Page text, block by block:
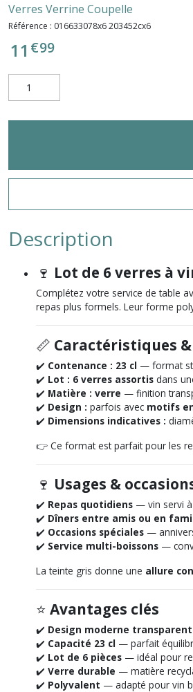
Verres Verrine Coupelle
Référence : 016633078x6 203452cx6
11 €99
Description
🍷 Lot de 6 verres à
Complétez votre service de table
repas plus formels. Leur forme
📏 Caractéristiques
✔️ Contenance : 23 cl — format
✔️ Lot : 6 verres assortis dans
✔️ Matière : verre — finition
✔️ Design : parfois avec motifs
✔️ Dimensions indicatives :
👉 Ce format est parfait pour les
🍷 Usages &
✔️ Repas quotidiens — vin servi à
✔️ Dîners entre amis ou en
✔️ Occasions spéciales —
✔️ Service multi-boissons —
La teinte gris donne une allure
⭐ Avantages clés
✔️ Design moderne transparent
✔️ Capacité 23 cl — parfait
✔️ Lot de 6 pièces — idéal pour
✔️ Verre durable — matière
✔️ Polyvalent — adapté pour vin